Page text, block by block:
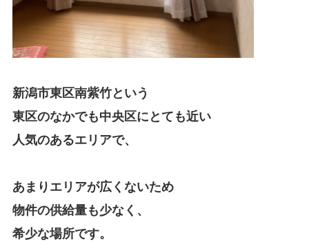
新潟市東区南紫竹という
東区のなかでも中央区にとても近い
人気のあるエリアで、
あまりエリアが広くないため
物件の供給量も少なく、
希少な場所です。